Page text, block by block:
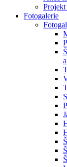
Fotogalerie